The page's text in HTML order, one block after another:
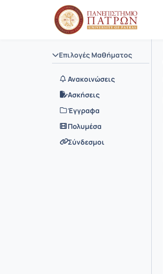
Επιλογές Μαθήματος
Ανακοινώσεις
Ασκήσεις
Έγγραφα
Πολυμέσα
Σύνδεσμοι